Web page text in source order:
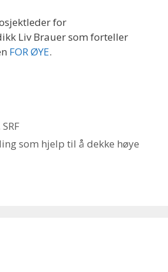
for
Liv Brauer som forteller
FOR ØYE.
SRF
som hjelp til å dekke høye